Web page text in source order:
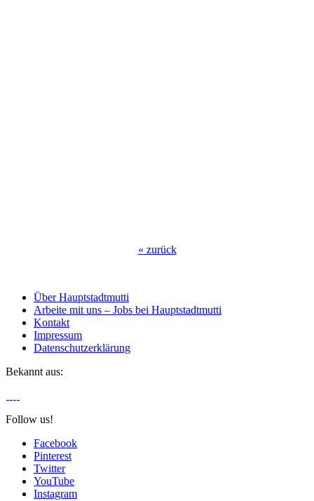
« zurück
Über Hauptstadtmutti
Arbeite mit uns – Jobs bei Hauptstadtmutti
Kontakt
Impressum
Datenschutzerklärung
Bekannt aus:
Follow us!
Facebook
Pinterest
Twitter
YouTube
Instagram